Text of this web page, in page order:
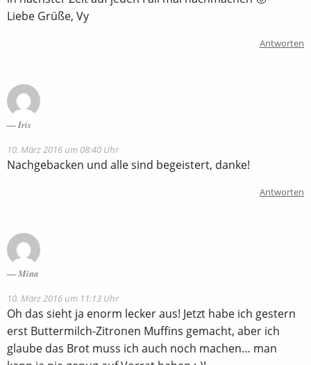
Liebe Grüße, Vy
Antworten
Iris
10. März 2016 um 08:40 Uhr
Nachgebacken und alle sind begeistert, danke!
Antworten
Mina
10. März 2016 um 11:13 Uhr
Oh das sieht ja enorm lecker aus! Jetzt habe ich gestern
erst Buttermilch-Zitronen Muffins gemacht, aber ich
glaube das Brot muss ich auch noch machen… man